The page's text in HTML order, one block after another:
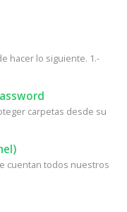
hacer lo siguiente. 1.-
carpetas desde su
cuentan todos nuestros